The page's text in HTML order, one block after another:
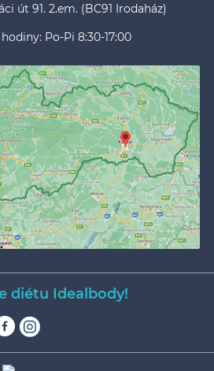
út 91. 2.em. (BC91 Irodaház)
Po-Pi 8:30-17:00
diétu Idealbody!